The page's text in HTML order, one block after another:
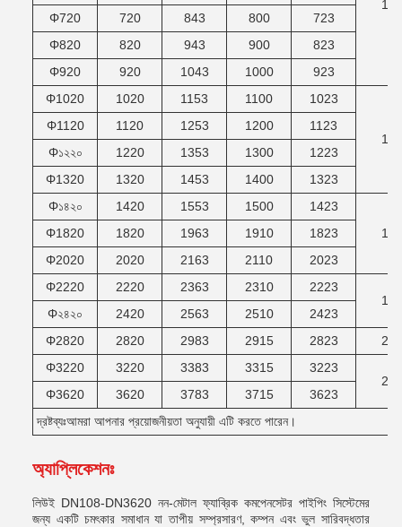
12
Φ720
720 843 800
723
Φ820
820 943 900
823
Φ920
920 1043 1000
923
Φ1020
1020 1153 1100 1023
14
Φ1120 1120 1253 1200
1123
Φ১২২০
1220 1353 1300
1223
Φ1320
1320 1453 1400
1323
Φ১৪২০
1420 1553 1500
1423
16
Φ1820 1820 1963 1910
1823
Φ2020
2020 2163 2110
2023
Φ2220
2220 2363 2310
2223
18
Φ২৪২০
2420 2563 2510
2423
Φ2820
2820 2983 2915 2823
20
Φ3220
3220 3383 3315
3223
22
Φ3620
3620 3783 3715
3623
দ্রষ্টব্যঃআমরা আপনার প্রয়োজনীয়তা অনুযায়ী এটি করতে পারেন।
অ্যাপ্লিকেশনঃ
লিউই DN108-DN3620 নন-মেটাল ফ্যাব্রিক কমপেনসেটর পাইপিং সিস্টেমের
জন্য একটি চমৎকার সমাধান যা তাপীয় সম্প্রসারণ, কম্পন এবং ভুল সারিবদ্ধতার